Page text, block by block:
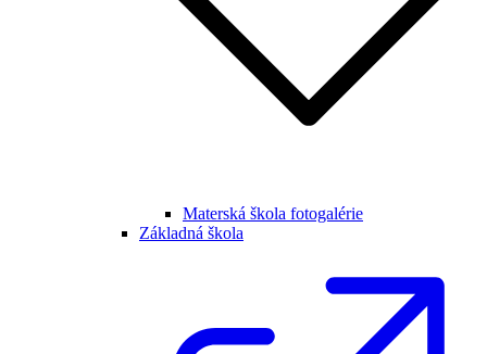
Materská škola fotogalérie
Základná škola